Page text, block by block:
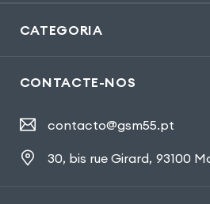
CATEGORIA
CONTACTE-NOS
contacto@gsm55.pt
30, bis rue Girard, 93100